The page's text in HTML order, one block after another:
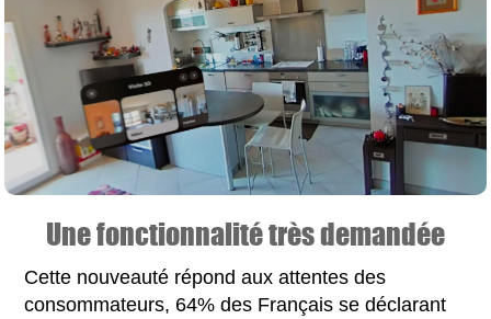
Une fonctionnalité très demandée
Cette nouveauté répond aux attentes des
consommateurs, 64% des Français se déclarant